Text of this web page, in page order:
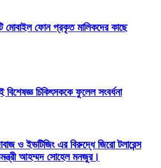
মোবাইল ফোন প্রকৃত মালিকদের কাছে
বিশেষজ্ঞ চিকিৎসককে ফুলেল সংবর্ধনা
ও ইভটিজিং এর বিরুদ্ধে জিরো টলারেন্স
আহম্মদ সোহেল মনজুর।